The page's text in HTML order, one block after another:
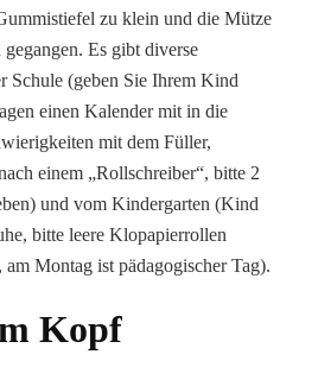
zu klein und die Mütze
Es gibt diverse
Schule (geben Sie Ihrem Kind
einen Kalender mit in die
mit dem Füller,
einem „Rollschreiber“, bitte 2
und vom Kindergarten (Kind
bitte leere Klopapierrollen
am Montag ist pädagogischer Tag).
Kopf